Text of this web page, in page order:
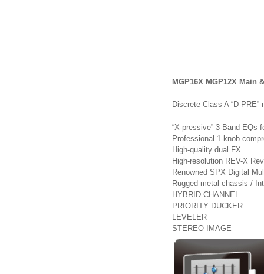
MGP16X MGP12X Main
Discrete Class A “D-PRE”
“X-pressive” 3-Band EQs
Professional 1-knob
High-quality dual FX
High-resolution REV-X
Renowned SPX Digital
Rugged metal chassis /
HYBRID CHANNEL
PRIORITY DUCKER
LEVELER
STEREO IMAGE